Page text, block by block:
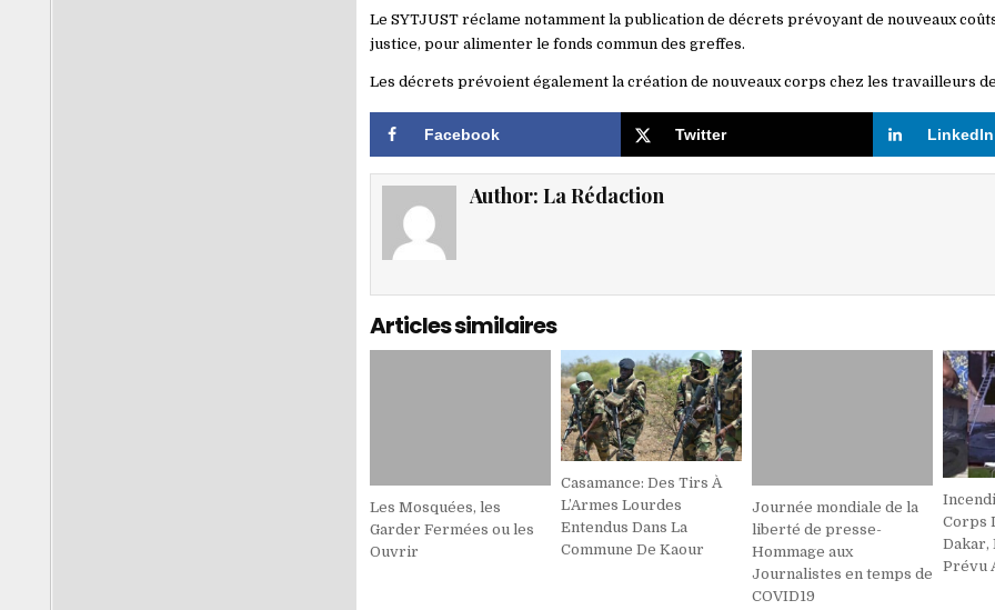
Le SYTJUST réclame notamment la publication de décrets prévoyant de nouveaux
justice, pour alimenter le fonds commun des greffes.
Les décrets prévoient également la création de nouveaux corps chez les travailleurs
Facebook Twitter LinkedIn
Author: La Rédaction
Articles similaires
Les Mosquées, les
Garder Fermées ou les
Ouvrir
Casamance: Des Tirs À
L’Armes Lourdes
Entendus Dans La
Commune De Kaour
Journée mondiale de la
liberté de presse-
Hommage aux
Journalistes en temps de
COVID19
Corps
Dakar,
Prévu